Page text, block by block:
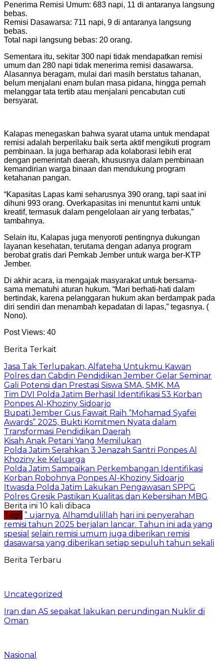
Penerima Remisi Umum: 683 napi, 11 di antaranya langsung
bebas.
Remisi Dasawarsa: 711 napi, 9 di antaranya langsung
bebas.
Total napi langsung bebas: 20 orang.
Sementara itu, sekitar 300 napi tidak mendapatkan remisi
umum dan 280 napi tidak menerima remisi dasawarsa.
Alasannya beragam, mulai dari masih berstatus tahanan,
belum menjalani enam bulan masa pidana, hingga pernah
melanggar tata tertib atau menjalani pencabutan cuti
bersyarat.
Kalapas menegaskan bahwa syarat utama untuk mendapat
remisi adalah berperilaku baik serta aktif mengikuti program
pembinaan. Ia juga berharap ada kolaborasi lebih erat
dengan pemerintah daerah, khususnya dalam pembinaan
kemandirian warga binaan dan mendukung program
ketahanan pangan.
“Kapasitas Lapas kami seharusnya 390 orang, tapi saat ini
dihuni 993 orang. Overkapasitas ini menuntut kami untuk
kreatif, termasuk dalam pengelolaan air yang terbatas,”
tambahnya.
Selain itu, Kalapas juga menyoroti pentingnya dukungan
layanan kesehatan, terutama dengan adanya program
berobat gratis dari Pemkab Jember untuk warga ber-KTP
Jember.
Di akhir acara, ia mengajak masyarakat untuk bersama-
sama mematuhi aturan hukum. “Mari berhati-hati dalam
bertindak, karena pelanggaran hukum akan berdampak pada
diri sendiri dan menambah kepadatan di lapas,” tegasnya. (
Nono).
Post Views: 40
Berita Terkait
Jasa Tak Terlupakan, Alfateha Untukmu Kawan
Polres dan Cabdin Pendidikan Jember Gelar Seminar
Gali Potensi dan Prestasi Siswa SMA, SMK, MA
Tim DVI Polda Jatim Berhasil Identifikasi 53 Korban
Ponpes Al-Khoziny Sidoarjo
Bupati Jember Gus Fawait Raih “Mohamad Syafei
Awards” 2025, Bukti Komitmen Nyata dalam
Transformasi Pendidikan Daerah
Kisah Anak Petani Yang Memilukan
Polda Jatim Serahkan 3 Jenazah Santri Ponpes Al
Khoziny ke Keluarga
Polda Jatim Sampaikan Perkembangan Identifikasi
Korban Robohnya Ponpes Al-Khoziny Sidoarjo
Itwasda Polda Jatim Lakukan Pengawasan SPPG
Polres Gresik Pastikan Kualitas dan Kebersihan MBG
Berita ini 10 kali dibaca
Tag : ” ujarnya. Alhamdulillah hari ini penyerahan
remisi tahun 2025 berjalan lancar. Tahun ini ada yang
spesial selain remisi umum juga diberikan remisi
dasawarsa yang diberikan setiap sepuluh tahun sekali
Berita Terbaru
Uncategorized
Iran dan AS sepakat lakukan perundingan Nuklir di
Oman
Nasional